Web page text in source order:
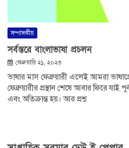
সম্পাদকীয়
সর্বস্তরে বাংলাভাষা প্রচলন
ফেব্রুয়ারি ২১, ২০২৩
ভাষার মাস ফেব্রুয়ারী এলেই আমরা
ফেব্রুয়ারীর প্রস্থান শেষে আবার ফিরে যাই
এবং অতিক্রান্ত হয়। আর প্রশ্ন